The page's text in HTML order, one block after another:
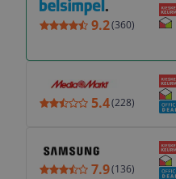
9.2(360)
5.4(228)
7.9(136)